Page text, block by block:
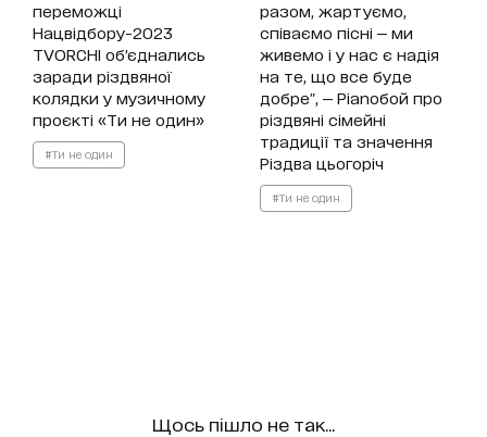
переможці
Нацвідбору-2023
TVORCHI об’єднались
заради різдвяної
колядки у музичному
проєкті «Ти не один»
#Ти не один
разом, жартуємо,
співаємо пісні — ми
живемо і у нас є надія
на те, що все буде
добре", — Pianoбой про
різдвяні сімейні
традиції та значення
Різдва цьогоріч
#Ти не один
Щось пішло не так...